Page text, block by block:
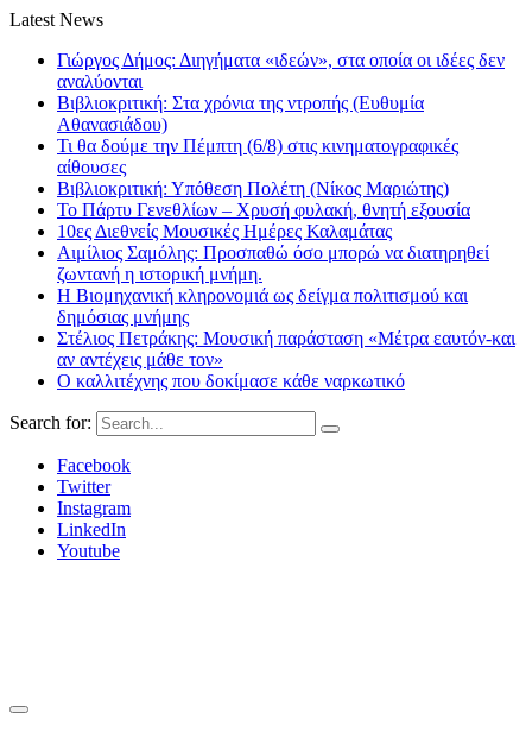
Latest News
Γιώργος Δήμος: Διηγήματα «ιδεών», στα οποία οι ιδέες δεν
αναλύονται
Βιβλιοκριτική: Στα χρόνια της ντροπής (Ευθυμία
Αθανασιάδου)
Τι θα δούμε την Πέμπτη (6/8) στις κινηματογραφικές
αίθουσες
Βιβλιοκριτική: Υπόθεση Πολέτη (Νίκος Μαριώτης)
Το Πάρτυ Γενεθλίων – Χρυσή φυλακή, θνητή εξουσία
10ες Διεθνείς Μουσικές Ημέρες Καλαμάτας
Αιμίλιος Σαμόλης: Προσπαθώ όσο μπορώ να διατηρηθεί
ζωντανή η ιστορική μνήμη.
Η Βιομηχανική κληρονομιά ως δείγμα πολιτισμού και
δημόσιας μνήμης
Στέλιος Πετράκης: Μουσική παράσταση «Μέτρα εαυτόν-και
αν αντέχεις μάθε τον»
Ο καλλιτέχνης που δοκίμασε κάθε ναρκωτικό
Search for:
Facebook
Twitter
Instagram
LinkedIn
Youtube